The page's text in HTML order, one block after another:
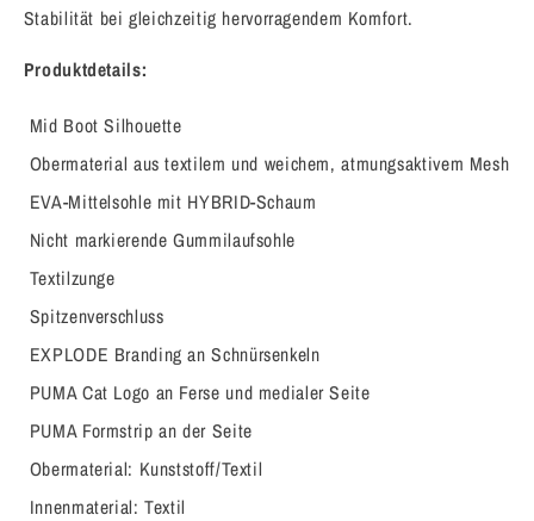
Stabilität bei gleichzeitig hervorragendem Komfort.
Produktdetails:
Mid Boot Silhouette
Obermaterial aus textilem und weichem, atmungsaktivem Mesh
EVA-Mittelsohle mit HYBRID-Schaum
Nicht markierende Gummilaufsohle
Textilzunge
Spitzenverschluss
EXPLODE Branding an Schnürsenkeln
PUMA Cat Logo an Ferse und medialer Seite
PUMA Formstrip an der Seite
Obermaterial: Kunststoff/Textil
Innenmaterial:Textil